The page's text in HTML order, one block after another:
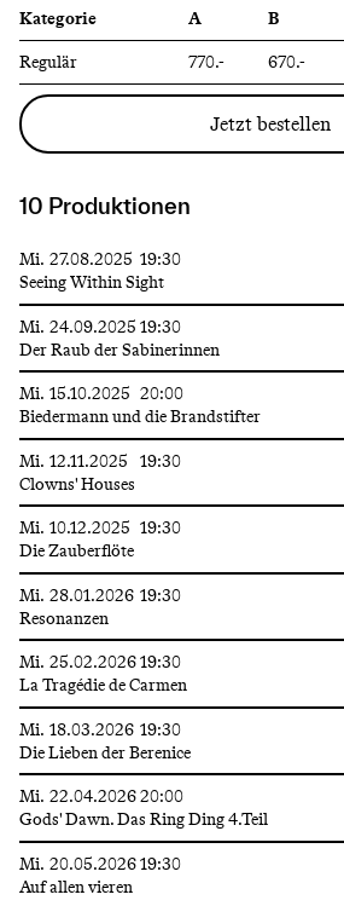
Kategorie A B
Regulär
770.- 670.-
Jetzt bestellen
10 Produktionen
Mi. 27.08.2025 19:30
Seeing Within Sight
Mi. 24.09.2025 19:30
Der Raub der Sabinerinnen
Mi. 15.10.2025 20:00
Biedermann und die Brandstifter
Mi. 12.11.2025 19:30
Clowns' Houses
Mi. 10.12.2025 19:30
Die Zauberflöte
Mi. 28.01.2026 19:30
Resonanzen
Mi. 25.02.202619:30
La Tragédie de Carmen
Mi. 18.03.2026 19:30
Die Lieben der Berenice
Mi. 22.04.202620:00
Gods' Dawn. Das Ring Ding 4.Teil
Mi. 20.05.202619:30
Auf allen vieren